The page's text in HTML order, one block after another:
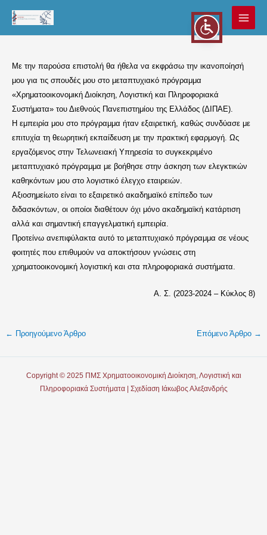
περιεχόμενο
Με την παρούσα επιστολή θα ήθελα να εκφράσω την ικανοποίησή
μου για τις σπουδές μου στο μεταπτυχιακό πρόγραμμα
«Χρηματοοικονομική Διοίκηση, Λογιστική και Πληροφοριακά
Συστήματα» του Διεθνούς Πανεπιστημίου της Ελλάδος (ΔΙΠΑΕ).
Η εμπειρία μου στο πρόγραμμα ήταν εξαιρετική, καθώς συνδύασε με
επιτυχία τη θεωρητική εκπαίδευση με την πρακτική εφαρμογή. Ως
εργαζόμενος στην Τελωνειακή Υπηρεσία το συγκεκριμένο
μεταπτυχιακό πρόγραμμα με βοήθησε στην άσκηση των ελεγκτικών
καθηκόντων μου στο λογιστικό έλεγχο εταιρειών.
Αξιοσημείωτο είναι το εξαιρετικό ακαδημαϊκό επίπεδο των
διδασκόντων, οι οποίοι διαθέτουν όχι μόνο ακαδημαϊκή κατάρτιση
αλλά και σημαντική επαγγελματική εμπειρία.
Προτείνω ανεπιφύλακτα αυτό το μεταπτυχιακό πρόγραμμα σε νέους
φοιτητές που επιθυμούν να αποκτήσουν γνώσεις στη
χρηματοοικονομική λογιστική και στα πληροφοριακά συστήματα.
Α. Σ. (2023-2024 – Κύκλος 8)
← Προηγούμενο Άρθρο Επόμενο Άρθρο →
Copyright © 2025 ΠΜΣ Χρηματοοικονομική Διοίκηση, Λογιστική και
Πληροφοριακά Συστήματα | Σχεδίαση Ιάκωβος Αλεξανδρής